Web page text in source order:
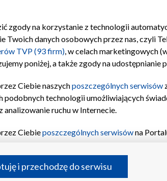
Polityka prywatności Moje zgody
zgody na korzystanie z technologii
danych osobowych przez nas, czyli
TVP (93 firm), w celach marketingowych
poniżej, a także zgody na
Ciebie naszychposzczególnych serwisów
technologii umożliwiających
ruchu w Internecie.
Ciebieposzczególnych serwisówna
przechowywania informacji na
profilu spersonalizowanych treści,
i przechodzę do serwisu